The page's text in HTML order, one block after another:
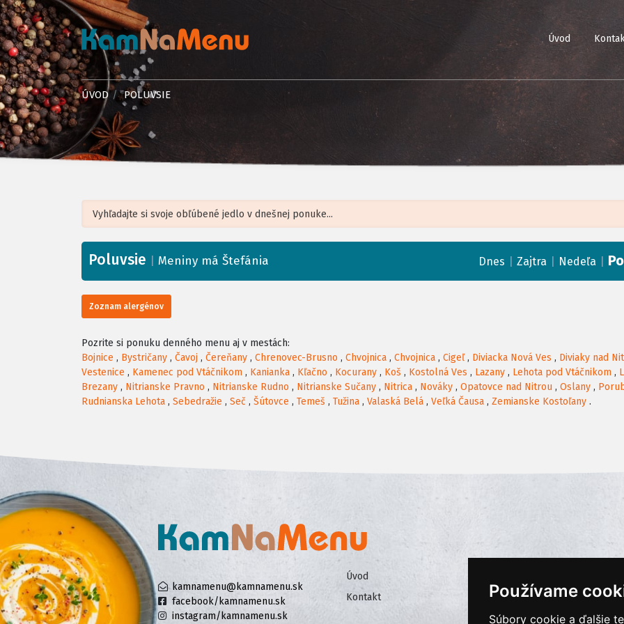
Používame
Súbory cookie a ďalšie
Úvod
ÚVOD POLUVSIE
+
−
Poluvsie Meniny má Štefánia Dnes Zajtra Nedeľa
Zoznam alergénov
Pozrite si ponuku denného menu aj v mestách:
Bojnice , Bystričany , Čavoj , Čereňany , Chrenovec-Brusno , Chvojnica , Chvojnica , Cigeľ, Diviacka Nová Ves , Diviaky nad
Vestenice , Kamenec pod Vtáčnikom , Kanianka , Kľačno , Kocurany , Koš , Kostolná Ves , Lazany , Lehota pod Vtáčnikom ,
Brezany , Nitrianske Pravno , Nitrianske Rudno , Nitrianske Sučany , Nitrica , Nováky , Opatovce nad Nitrou , Oslany ,
Rudnianska Lehota , Sebedražie , Seč , Šútovce , Temeš , Tužina , Valaská Belá , Veľká Čausa , Zemianske Kostoľany .
kamnamenu@kamnamenu.sk
facebook/kamnamenu.sk
instagram/kamnamenu.sk
Úvod
Kontakt
Ochrana osobných údajov
Cookies